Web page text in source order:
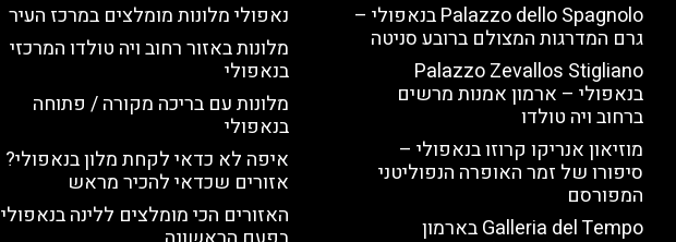
Palazzo dello Spagnolo בנאפולי –
גרם המדרגות המצולם ברובע סניטה
Palazzo Zevallos Stigliano
בנאפולי – ארמון אמנות מרשים
ברחוב ויה טולדו
מוזיאון אנריקו קרוזו בנאפולי –
סיפורו של זמר האופרה הנפוליטני
המפורסם
Galleria del Tempo בארמון
נאפולי מלונות מומלצים במרכז העיר
מלונות באזור רחוב ויה טולדו המרכזי
בנאפולי
מלונות עם בריכה מקורה / פתוחה
בנאפולי
איפה לא כדאי לקחת מלון בנאפולי?
אזורים שכדאי להכיר מראש
האזורים הכי מומלצים ללינה בנאפולי